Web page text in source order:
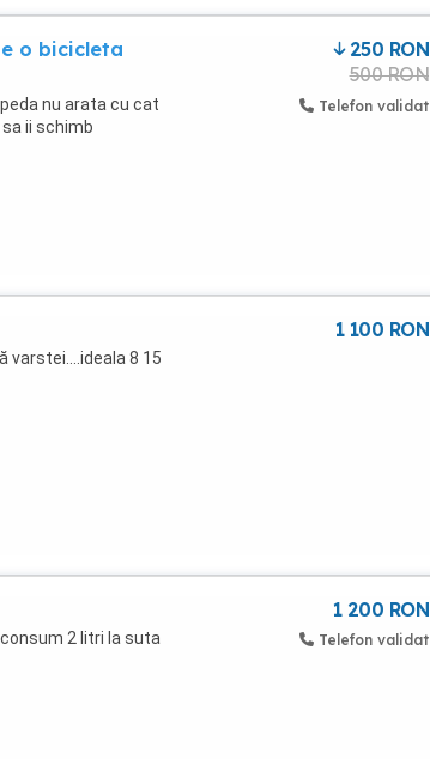
o bicicleta
nu arata cu cat
ii schimb
250 RON
500 RON
Telefon validat
8 15
1 100 RON
2 litri la suta
1 200 RON
Telefon validat